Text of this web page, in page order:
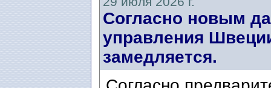
Согласно новым
управления
замедляется.